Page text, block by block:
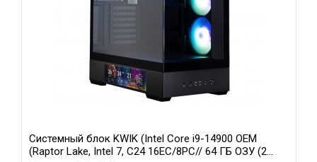
Системный блок KWIK (Intel Core i9-14900 OEM
(Raptor Lake, Intel 7, C24 16EC/8PC// 64 ГБ ОЗУ (2